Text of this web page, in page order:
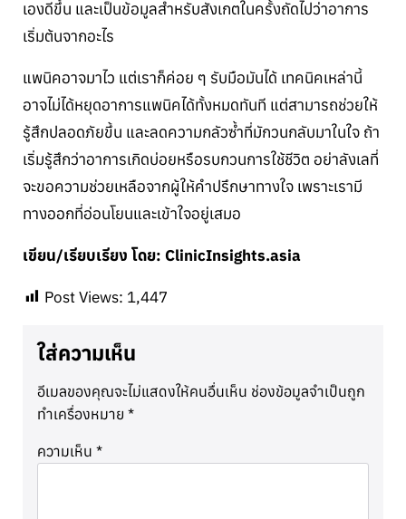
เองดีขึ้น และเป็นข้อมูลสำหรับสังเกตในครั้งถัดไปว่าอาการ
เริ่มต้นจากอะไร
แพนิคอาจมาไว แต่เราก็ค่อย ๆ รับมือมันได้ เทคนิคเหล่านี้
อาจไม่ได้หยุดอาการแพนิคได้ทั้งหมดทันที แต่สามารถช่วยให้
รู้สึกปลอดภัยขึ้น และลดความกลัวซ้ำที่มักวนกลับมาในใจ ถ้า
เริ่มรู้สึกว่าอาการเกิดบ่อยหรือรบกวนการใช้ชีวิต อย่าลังเลที่
จะขอความช่วยเหลือจากผู้ให้คำปรึกษาทางใจ เพราะเรามี
ทางออกที่อ่อนโยนและเข้าใจอยู่เสมอ
เขียน/เรียบเรียง โดย: ClinicInsights.asia
Post Views: 1,447
ใส่ความเห็น
อีเมลของคุณจะไม่แสดงให้คนอื่นเห็น ช่องข้อมูลจำเป็นถูก
ทำเครื่องหมาย *
ความเห็น *